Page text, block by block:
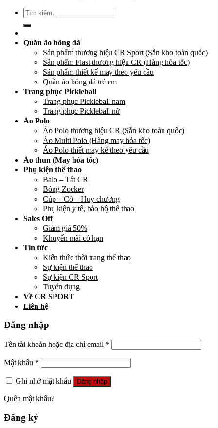
Tìm
kiếm:
Quần áo bóng đá
Sản phẩm thương hiệu CR Sport (Sẵn kho toàn quốc)
Sản phẩm Flast thương hiệu CR (Hàng hỏa tốc)
Sản phẩm thiết kế may theo yêu cầu
Quần áo bóng đá trẻ em
Trang phục Pickleball
Trang phục Pickleball nam
Trang phục Pickleball nữ
Áo Polo
Áo Polo thương hiệu CR (Sẵn kho toàn quốc)
Áo Multi Polo (Hàng may hỏa tốc)
Áo Polo thiết may kế theo yêu cầu
Áo thun (May hỏa tốc)
Phụ kiện thể thao
Balo – Tất CR
Bóng Zocker
Cúp – Cờ – Huy chương
Phụ kiện y tế, bảo hộ thể thao
Sales Off
Giảm giá 50%
Khuyến mãi có hạn
Tin tức
Kiến thức thời trang thể thao
Sự kiện thể thao
Sự kiện CR Sport
Tuyển dụng
Về CR SPORT
Liên hệ
Đăng nhập
Tên tài khoản hoặc địa chỉ email *
Mật khẩu *
Ghi nhớ mật khẩu Đăng nhập
Quên mật khẩu?
Đăng ký